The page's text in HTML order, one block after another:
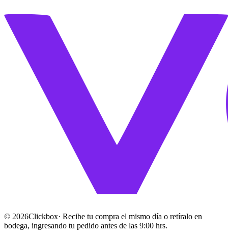
© 2026Clickbox· Recibe tu compra el mismo día o retíralo en
bodega, ingresando tu pedido antes de las 9:00 hrs.